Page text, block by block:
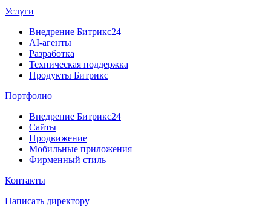
Услуги
Внедрение Битрикс24
AI-агенты
Разработка
Техническая поддержка
Продукты Битрикс
Портфолио
Внедрение Битрикс24
Сайты
Продвижение
Мобильные приложения
Фирменный стиль
Контакты
Написать директору